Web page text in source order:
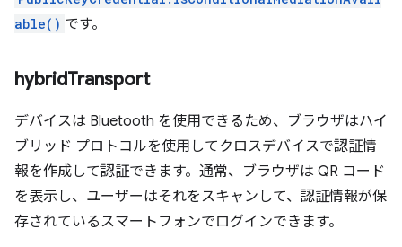
able() です。
hybridTransport
デバイスは Bluetooth を使用できるため、ブラウザはハイ
ブリッド プロトコルを使用してクロスデバイスで認証情
報を作成して認証できます。通常、ブラウザは QR コード
を表示し、ユーザーはそれをスキャンして、認証情報が保
存されているスマートフォンでログインできます。